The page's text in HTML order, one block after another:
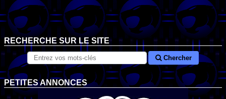
RECHERCHE SUR LE SITE
Chercher
PETITES ANNONCES